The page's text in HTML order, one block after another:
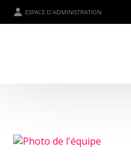
ESPACE D'ADMINISTRATION